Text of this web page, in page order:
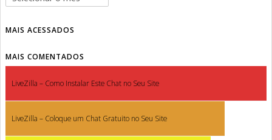
MAIS ACESSADOS
MAIS COMENTADOS
LiveZilla – Como Instalar Este Chat no Seu Site
LiveZilla – Coloque um Chat Gratuito no Seu Site